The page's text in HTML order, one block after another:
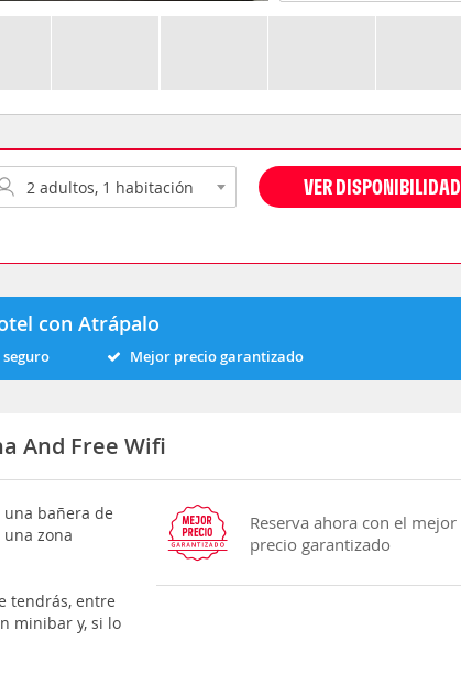
VER DISPONIBILIDAD
con Atrápalo
seguro Mejor precio garantizado
And Free Wifi
bañera de
zona
tendrás, entre
minibar y, si lo
Reserva ahora con el mejor
precio garantizado